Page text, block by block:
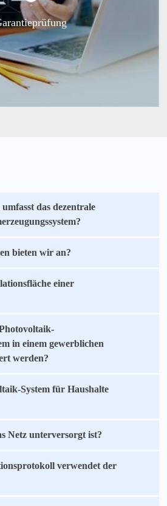
das dezentrale
bieten wir an?
einer
in einem gewerblichen
werden?
System für Haushalte
Netz unterversorgt ist?
verwendet der